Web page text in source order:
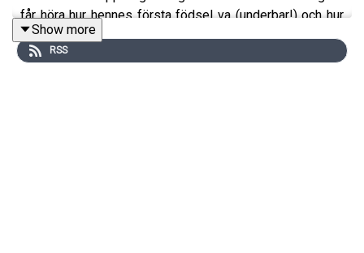
får höra hur hennes första födsel va (underbar!) och hur
hon förbereder sig inför den kommande. Stina släpper ju
en ny bok om färganalys 15/9 så vi snackade såklart om
Show more
RSS